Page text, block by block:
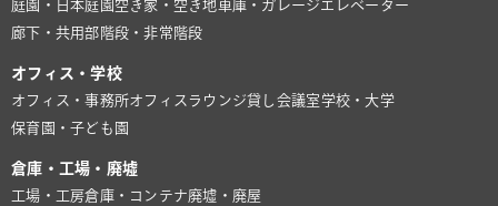
庭園・日本庭園 空き家・空き地 車庫・ガレージ エレベーター
廊下・共用部 階段・非常階段
オフィス・学校
オフィス・事務所オフィスラウンジ貸し会議室学校・大学
保育園・子ども園
倉庫・工場・廃墟
工場・工房倉庫・コンテナ廃墟・廃屋